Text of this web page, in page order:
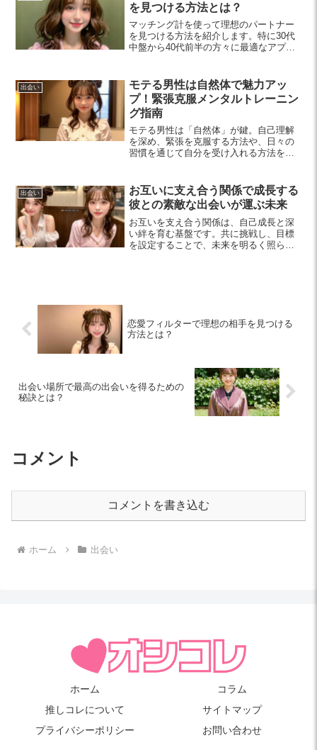
を見つける方法とは？
マッチング計を使って理想のパートナー
を見つける方法を紹介します。特に30代
中盤から40代前半の方々に最適なアプロ
す。あなたの恋愛をサポートする一助と
なるでしょう。
出会い
モテる男性は自然体で魅力アッ
プ！緊張克服メンタルトレーニン
グ指南
モテる男性は「自然体」が鍵。自己理解
を深め、緊張を克服する方法や、日々の
習慣を通じて自分を受け入れる方法を紹
出会い
お互いに支え合う関係で成長する
彼との素敵な出会いが運ぶ未来
お互いを支え合う関係は、自己成長と深
い絆を育む基盤です。共に挑戦し、目標
を設定することで、未来を明るく照らす
恋愛フィルターで理想の相手を見つける
方法とは？
出会い場所で最高の出会いを得るための
秘訣とは？
コメント
コメントを書き込む
ホーム 出会い
ホーム
コラム
推しコレについて
サイトマップ
プライバシーポリシー
お問い合わせ